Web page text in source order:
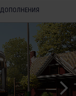
ДОПОЛНЕНИЯ